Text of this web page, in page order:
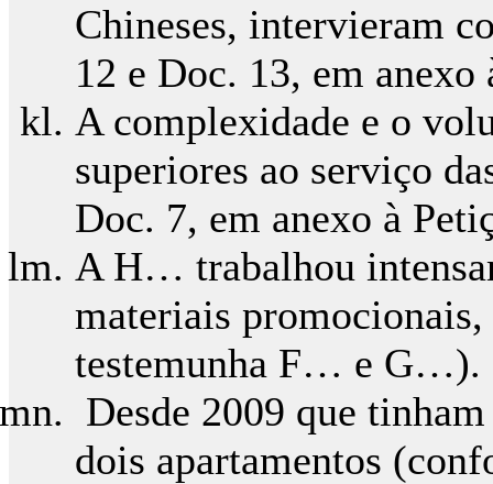
Chineses, intervieram
12 e Doc. 13, em
A complexidade e o
superiores ao serviço
Doc. 7, em anexo à
A H… trabalhou
materiais
testemunha F… e G…).
Desde 2009 que
dois apartamentos